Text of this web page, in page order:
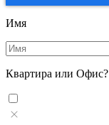
Имя
Квартира или Офис?